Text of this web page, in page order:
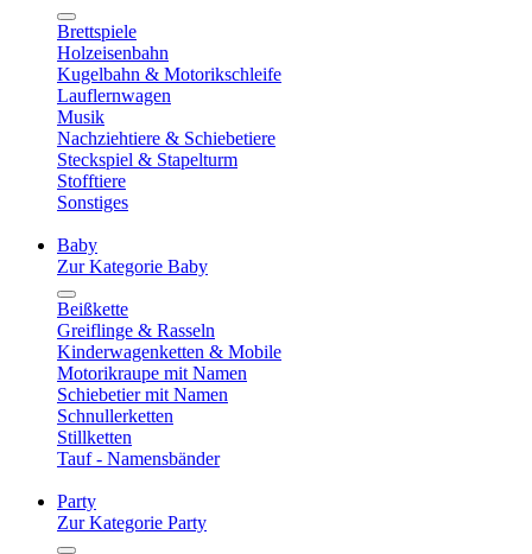
Brettspiele
Holzeisenbahn
Kugelbahn & Motorikschleife
Lauflernwagen
Musik
Nachziehtiere & Schiebetiere
Steckspiel & Stapelturm
Stofftiere
Sonstiges
Baby
Zur Kategorie Baby
Beißkette
Greiflinge & Rasseln
Kinderwagenketten & Mobile
Motorikraupe mit Namen
Schiebetier mit Namen
Schnullerketten
Stillketten
Tauf - Namensbänder
Party
Zur Kategorie Party